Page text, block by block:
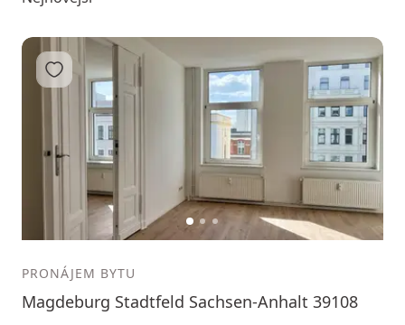
12 3
Přidat do oblíbených
PRONÁJEM BYTU
Magdeburg Stadtfeld Sachsen-Anhalt 39108